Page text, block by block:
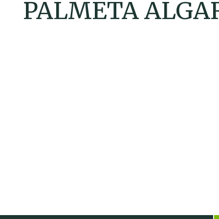
PALMETA